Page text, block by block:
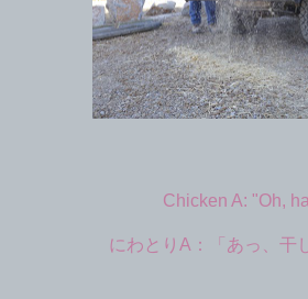
Chicken A: "Oh,
にわとりA：「あっ、干